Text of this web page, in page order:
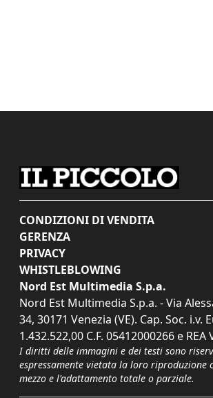
CONDIZIONI DI VENDITA
GERENZA
PRIVACY
WHISTLEBLOWING
Nord Est Multimedia S.p.a.
Nord Est Multimedia S.p.a. - Via
34, 30171 Venezia (VE). Cap. Soc. i.v.
1.432.522,00 C.F. 05412000266 e REA
I diritti delle immagini e dei testi sono
espressamente vietata la loro riproduzione
mezzo e l'adattamento totale o parziale.